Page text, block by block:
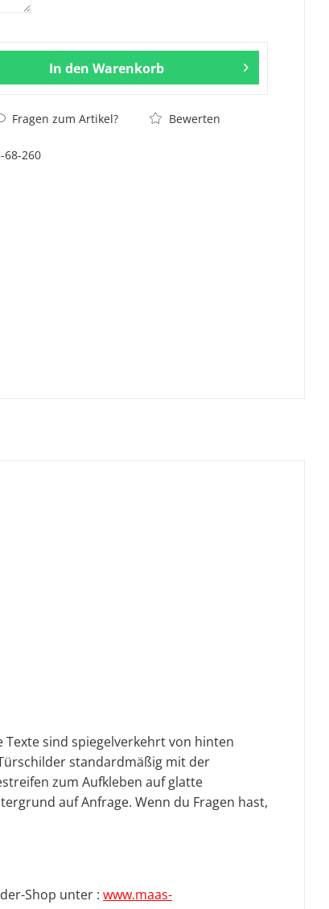
In den Warenkorb
Fragen zum Artikel? Bewerten
68-260
sind spiegelverkehrt von hinten
standardmäßig mit der
zum Aufkleben auf glatte
auf Anfrage. Wenn du Fragen hast,
Shop unter : www.maas-